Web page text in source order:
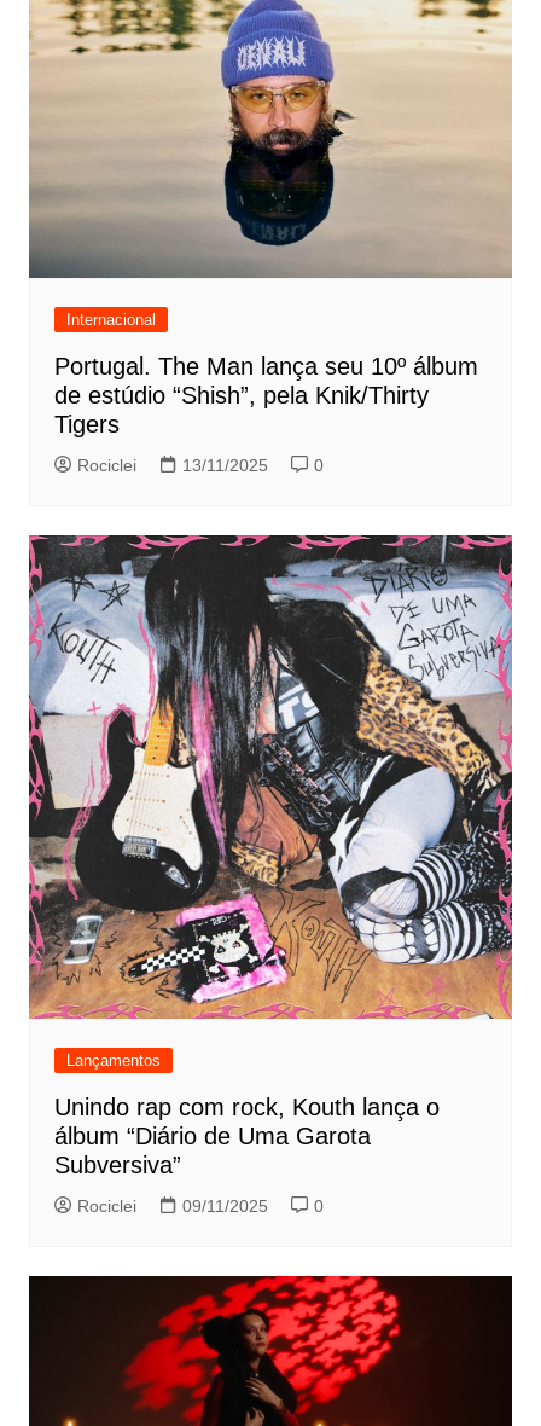
Internacional
Portugal. The Man lança seu 10º álbum
de estúdio “Shish”, pela Knik/Thirty
Tigers
Rociclei 13/11/2025 0
Lançamentos
Unindo rap com rock, Kouth lança o
álbum “Diário de Uma Garota
Subversiva”
Rociclei 09/11/2025 0